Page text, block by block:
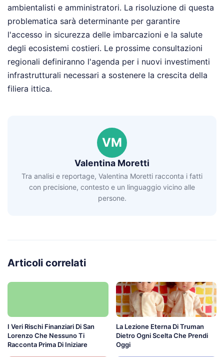
ambientalisti e amministratori. La risoluzione di questa
problematica sarà determinante per garantire
l'accesso in sicurezza delle imbarcazioni e la salute
degli ecosistemi costieri. Le prossime consultazioni
regionali definiranno l'agenda per i nuovi investimenti
infrastrutturali necessari a sostenere la crescita della
filiera ittica.
VM
Valentina Moretti
Tra analisi e reportage, Valentina Moretti racconta i fatti
con precisione, contesto e un linguaggio vicino alle
persone.
Articoli correlati
I Veri Rischi Finanziari Di San
Lorenzo Che Nessuno Ti
Racconta Prima Di Iniziare
La Lezione Eterna Di Truman
Dietro Ogni Scelta Che Prendi
Oggi